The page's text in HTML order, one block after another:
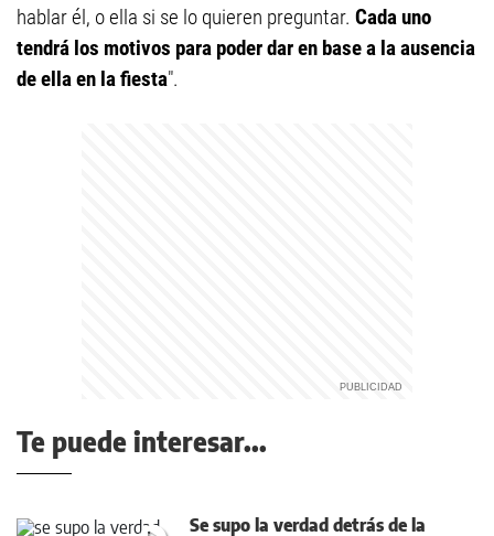
hablar él, o ella si se lo quieren preguntar. Cada uno
tendrá los motivos para poder dar en base a la ausencia
de ella en la fiesta".
Te puede interesar...
Se supo la verdad detrás de la